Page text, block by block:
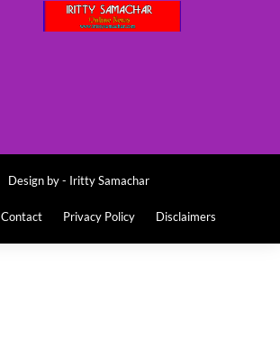
Design by - Iritty Samachar
Contact Privacy Policy Disclaimers